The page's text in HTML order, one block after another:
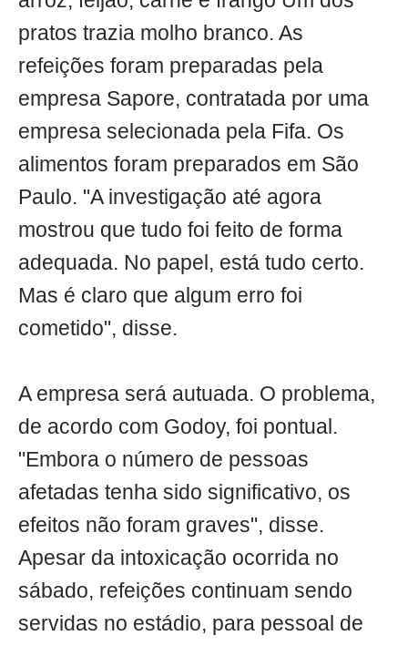
pratos trazia molho branco. As
refeições foram preparadas pela
empresa Sapore, contratada por uma
empresa selecionada pela Fifa. Os
alimentos foram preparados em São
Paulo. "A investigação até agora
mostrou que tudo foi feito de forma
adequada. No papel, está tudo certo.
Mas é claro que algum erro foi
cometido", disse.
A empresa será autuada. O problema,
de acordo com Godoy, foi pontual.
"Embora o número de pessoas
afetadas tenha sido significativo, os
efeitos não foram graves", disse.
Apesar da intoxicação ocorrida no
sábado, refeições continuam sendo
servidas no estádio, para pessoal de